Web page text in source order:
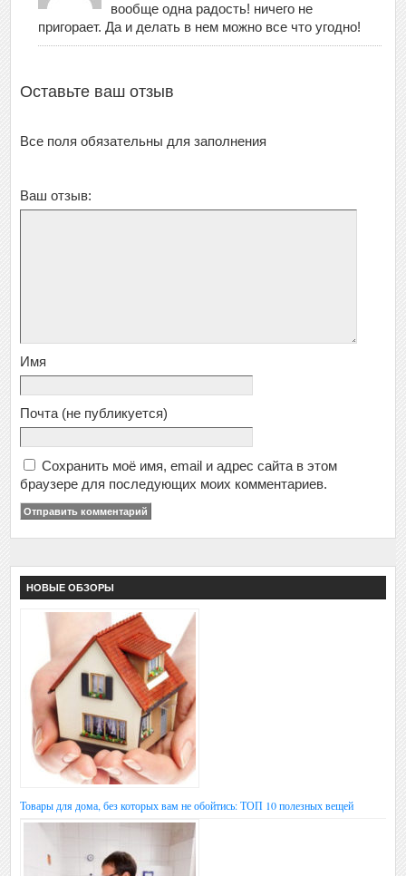
вообще одна радость! ничего не
пригорает. Да и делать в нем можно все что угодно!
Оставьте ваш отзыв
Все поля обязательны для заполнения
Ваш отзыв:
Имя
Почта (не публикуется)
Сохранить моё имя, email и адрес сайта в этом
браузере для последующих моих комментариев.
НОВЫЕ ОБЗОРЫ
Товары для дома, без которых вам не обойтись: ТОП 10 полезных вещей